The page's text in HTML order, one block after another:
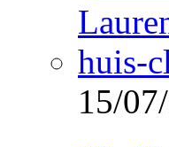
15/